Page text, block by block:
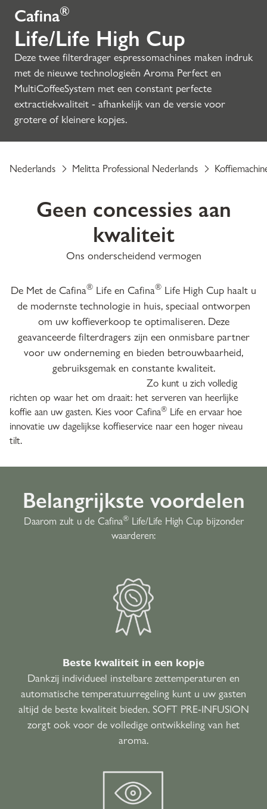
Cafina®
Life/Life High Cup
Deze twee filterdrager espressomachines maken indruk
met de nieuwe technologieën Aroma Perfect en
MultiCoffeeSystem met een constant perfecte
extractiekwaliteit - afhankelijk van de versie voor
grotere of kleinere kopjes.
Nederlands Melitta Professional Nederlands
Geen concessies aan
kwaliteit
Ons onderscheidend vermogen
De Met de Cafina® Life en Cafina® Life High Cup haalt u
de modernste technologie in huis, speciaal ontworpen
om uw koffieverkoop te optimaliseren. Deze
geavanceerde filterdragers zijn een onmisbare partner
voor uw onderneming en bieden betrouwbaarheid,
gebruiksgemak en constante kwaliteit.
Zo kunt u zich volledig
richten op waar het om draait: het serveren van heerlijke
koffie aan uw gasten. Kies voor Cafina® Life en ervaar hoe
innovatie uw dagelijkse koffieservice naar een hoger niveau
tilt.
Belangrijkste voordelen
Daarom zult u de Cafina®Life/Life High Cup bijzonder
waarderen:
Beste kwaliteit in een kopje
Dankzij individueel instelbare zettemperaturen en
automatische temperatuurregeling kunt u uw gasten
altijd de beste kwaliteit bieden. SOFT PRE-INFUSION
zorgt ook voor de volledige ontwikkeling van het
aroma.